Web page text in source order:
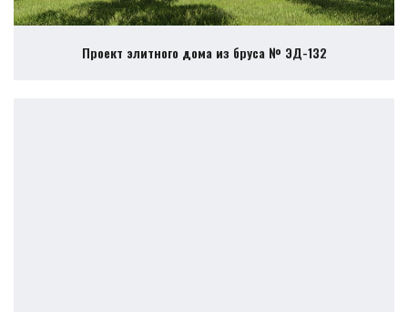
Проект элитного дома из бруса № ЭД-132